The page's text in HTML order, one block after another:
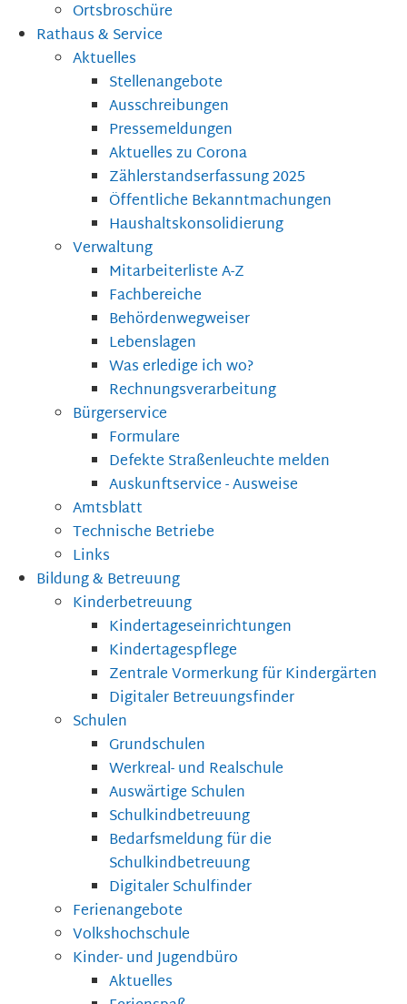
Ortsbroschüre
Rathaus & Service
Aktuelles
Stellenangebote
Ausschreibungen
Pressemeldungen
Aktuelles zu Corona
Zählerstandserfassung 2025
Öffentliche Bekanntmachungen
Haushaltskonsolidierung
Verwaltung
Mitarbeiterliste A-Z
Fachbereiche
Behördenwegweiser
Lebenslagen
Was erledige ich wo?
Rechnungsverarbeitung
Bürgerservice
Formulare
Defekte Straßenleuchte melden
Auskunftservice - Ausweise
Amtsblatt
Technische Betriebe
Links
Bildung & Betreuung
Kinderbetreuung
Kindertageseinrichtungen
Kindertagespflege
Zentrale Vormerkung für Kindergärten
Digitaler Betreuungsfinder
Schulen
Grundschulen
Werkreal- und Realschule
Auswärtige Schulen
Schulkindbetreuung
Bedarfsmeldung für die
Schulkindbetreuung
Digitaler Schulfinder
Ferienangebote
Volkshochschule
Kinder- und Jugendbüro
Aktuelles